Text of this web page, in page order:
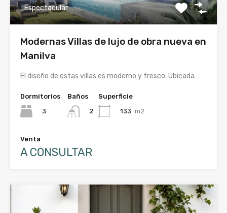
Espectacular
Modernas Villas de lujo de obra nueva en
Manilva
El diseño de estas villas es moderno y fresco. Ubicada…
Dormitorios
3
Baños
2
Superficie
133 m2
Venta
A CONSULTAR